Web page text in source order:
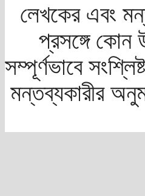
লেখকের এবং
প্রসঙ্গে কোন
সম্পূর্ণভাবে
মন্তব্যকারীর